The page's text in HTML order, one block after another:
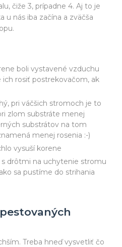
čiže 3, prípadne 4. Aj to je
u nás iba začína a zväčša
boli vystavené vzduchu
rosiť postrekovačom, ak
pri váčšich stromoch je to
zlom substráte menej
substrátov na tom
menej rosenia :-)
vysuší korene
drôtmi na uchytenie stromu
sa pustíme do strihania
Treba hneď vysvetliť čo